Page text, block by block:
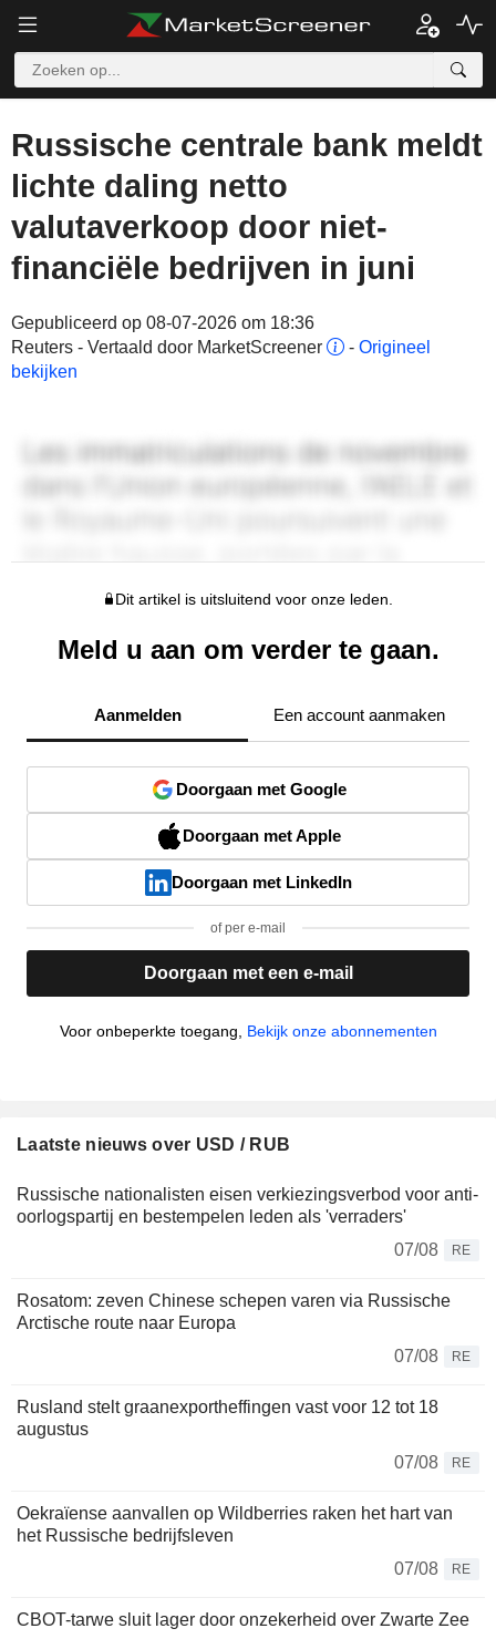
Russische centrale bank meldt
lichte daling netto
valutaverkoop door niet-
financiële bedrijven in juni
Gepubliceerd op 08-07-2026 om 18:36
Reuters - Vertaald door MarketScreener
- Origineel
bekijken
Dit artikel is uitsluitend voor onze leden.
Meld u aan om verder te gaan.
Aanmelden Een account aanmaken
Doorgaan met Google
Doorgaan met Apple
Doorgaan met LinkedIn
of per e-mail
Doorgaan met een e-mail
Voor onbeperkte toegang, Bekijk onze abonnementen
Laatste nieuws over USD / RUB
Russische nationalisten eisen verkiezingsverbod voor anti-
oorlogspartij en bestempelen leden als 'verraders'
07/08
RE
Rosatom: zeven Chinese schepen varen via Russische
Arctische route naar Europa
07/08
RE
Rusland stelt graanexportheffingen vast voor 12 tot 18
augustus
07/08
RE
Oekraïense aanvallen op Wildberries raken het hart van
het Russische bedrijfsleven
07/08
RE
CBOT-tarwe sluit lager door onzekerheid over Zwarte Zee